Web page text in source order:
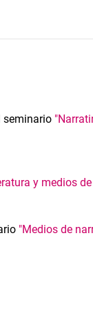
seminario
y medios
"Medios de